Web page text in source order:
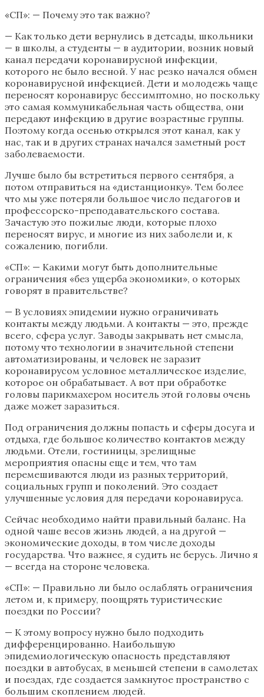
«СП»: — Почему это так важно?
— Как только дети вернулись в детсады, школьники
— в школы, а студенты — в аудитории, возник новый
канал передачи коронавирусной инфекции,
которого не было весной. У нас резко начался обмен
коронавирусной инфекцией. Дети и молодежь чаще
переносят коронавирус бессимптомно, но поскольку
это самая коммуникабельная часть общества, они
передают инфекцию в другие возрастные группы.
Поэтому когда осенью открылся этот канал, как у
нас, так и в других странах начался заметный рост
заболеваемости.
Лучше было бы встретиться первого сентября, а
потом отправиться на «дистанционку». Тем более
что мы уже потеряли большое число педагогов и
профессорско-преподавательского состава.
Зачастую это пожилые люди, которые плохо
переносят вирус, и многие из них заболели и, к
сожалению, погибли.
«СП»: — Какими могут быть дополнительные
ограничения «без ущерба экономики», о которых
говорят в правительстве?
— В условиях эпидемии нужно ограничивать
контакты между людьми. А контакты — это, прежде
всего, сфера услуг. Заводы закрывать нет смысла,
потому что технологии в значительной степени
автоматизированы, и человек не заразит
коронавирусом условное металлическое изделие,
которое он обрабатывает. А вот при обработке
головы парикмахером носитель этой головы очень
даже может заразиться.
Под ограничения должны попасть и сферы досуга и
отдыха, где большое количество контактов между
людьми. Отели, гостиницы, зрелищные
мероприятия опасны еще и тем, что там
перемешиваются люди из разных территорий,
социальных групп и поколений. Это создает
улучшенные условия для передачи коронавируса.
Сейчас необходимо найти правильный баланс. На
одной чаше весов жизнь людей, а на другой —
экономические доходы, в том числе доходы
государства. Что важнее, я судить не берусь. Лично я
— всегда на стороне человека.
«СП»: — Правильно ли было ослаблять ограничения
летом и, к примеру, поощрять туристические
поездки по России?
— К этому вопросу нужно было подходить
дифференцированно. Наибольшую
эпидемиологическую опасность представляют
поездки в автобусах, в меньшей степени в самолетах
и поездах, где создается замкнутое пространство с
большим скоплением людей.